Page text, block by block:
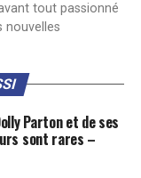
tout passionné
nouvelles
Parton et de ses
sont rares –